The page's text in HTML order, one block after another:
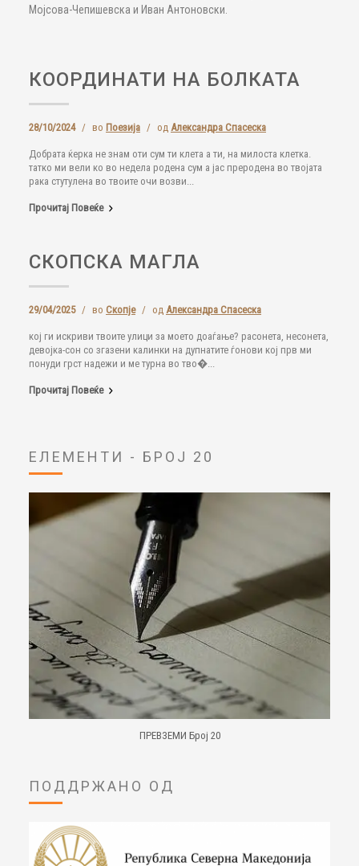
Мојсова-Чепишевска и Иван Антоновски.
КООРДИНАТИ НА БОЛКАТА
28/10/2024 / во Поезија / од Александра Спасеска
Добрата ќерка не знам оти сум ти клета а ти, на милоста клетка.
татко ми вели ко во недела родена сум а јас преродена во твојата
рака стутулена во твоите очи возви...
Прочитај Повеќе
СКОПСКА МАГЛА
29/04/2025 / во Скопје / од Александра Спасеска
кој ги искриви твоите улици за моето доаѓање? расонета, несонета,
девојка-сон со згазени калинки на дупнатите ѓонови кој прв ми
понуди грст надежи и ме турна во тво�...
Прочитај Повеќе
ЕЛЕМЕНТИ - БРОЈ 20
ПРЕВЗЕМИ Број 20
ПОДДРЖАНО ОД